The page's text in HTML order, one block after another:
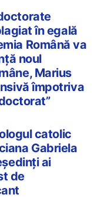
în egală
Română va
noul
Marius
împotriva
catolic
Gabriela
ai
de